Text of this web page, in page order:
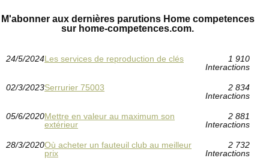
M'abonner aux dernières parutions Home competences
sur home-competences.com.
24/5/2024Les services de reproduction de clés
1 910
Interactions
02/3/2023Serrurier 75003
2 834
Interactions
05/6/2020Mettre en valeur au maximum son
extérieur
2 881
Interactions
28/3/2020Où acheter un fauteuil club au meilleur
prix
2 732
Interactions